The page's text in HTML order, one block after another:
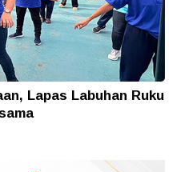
Lapas Labuhan Ruku